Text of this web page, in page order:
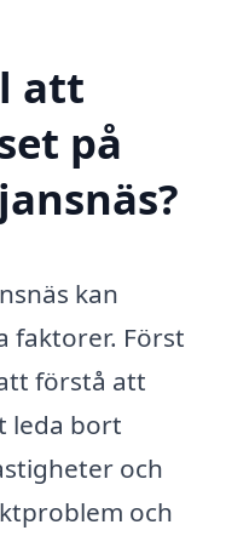
att
på
kan
faktorer. Först
förstå att
leda bort
och
och